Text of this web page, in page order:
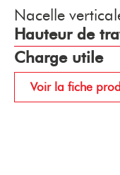
Nacelle
Hauteur de
Charge utile
Voir la fiche